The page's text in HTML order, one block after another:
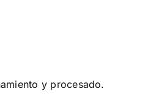
y procesado.